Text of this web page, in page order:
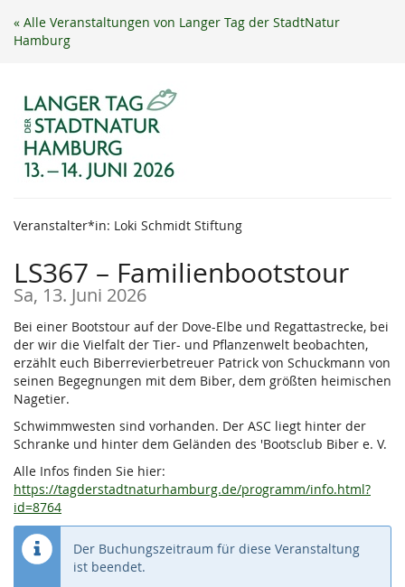
Zum
Haupt-
« Alle Veranstaltungen von Langer Tag der StadtNatur
Hamburg
Veranstalter*in: Loki Schmidt Stiftung
LS367 – Familienbootstour
Sa, 13. Juni 2026
Bei einer Bootstour auf der Dove-Elbe und Regattastrecke, bei
der wir die Vielfalt der Tier- und Pflanzenwelt beobachten,
erzählt euch Biberrevierbetreuer Patrick von Schuckmann von
seinen Begegnungen mit dem Biber, dem größten heimischen
Nagetier.
Schwimmwesten sind vorhanden. Der ASC liegt hinter der
Schranke und hinter dem Geländen des 'Bootsclub Biber e. V.
Alle Infos finden Sie hier:
https://tagderstadtnaturhamburg.de/programm/info.html?
id=8764
Der Buchungszeitraum für diese Veranstaltung
ist beendet.